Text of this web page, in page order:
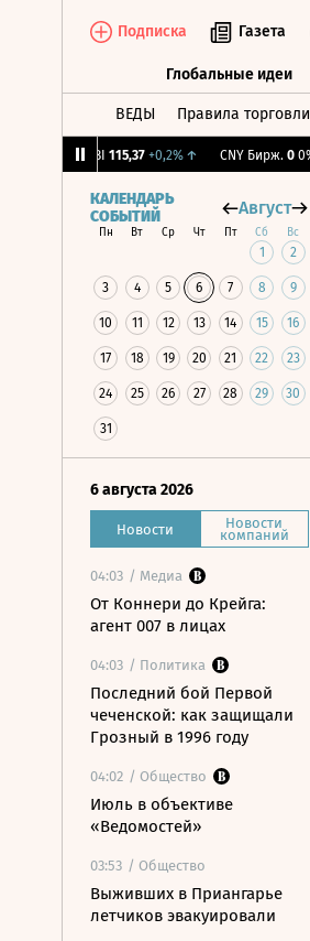
Подписка Газета
Глобальные идеи
ВЕДЫ Правила торговли
115,37 +0,2%↑ CNY Бирж. 0 0%
КАЛЕНДАРЬ
СОБЫТИЙ
Август
Пн Вт Ср Чт Пт Сб Вс
1 2
3 4 5 6 7 8 9
10 11 12 13 14 15 16
17 18 19 20 21 22 23
24 25 26 27 28 29 30
31
6 августа 2026
Новости Новости
компаний
04:03 / Медиа
От Коннери до Крейга:
агент 007 в лицах
04:03 / Политика
Последний бой Первой
чеченской: как защищали
Грозный в 1996 году
04:02 / Общество
Июль в объективе
«Ведомостей»
03:53 / Общество
Выживших в Приангарье
летчиков эвакуировали